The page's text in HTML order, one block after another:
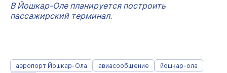
В Йошкар-Оле планируется построить
пассажирский терминал.
аэропорт Йошкар-Ола авиасообщение
йошкар-ола